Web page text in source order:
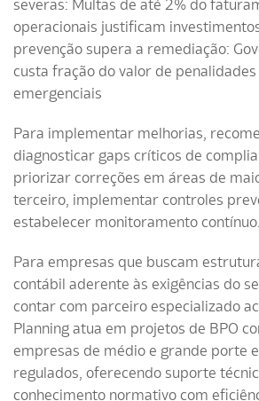
severas: Multas de até 2% do
operacionais justificam
prevenção supera a remediação:
custa fração do valor de
emergenciais
Para implementar melhorias,
diagnosticar gaps críticos de
priorizar correções em áreas de
terceiro, implementar controles
estabelecer monitoramento contínuo.
Para empresas que buscam
contábil aderente às exigências do
contar com parceiro especializado
Planning atua em projetos de BPO
empresas de médio e grande porte
regulados, oferecendo suporte
conhecimento normativo com